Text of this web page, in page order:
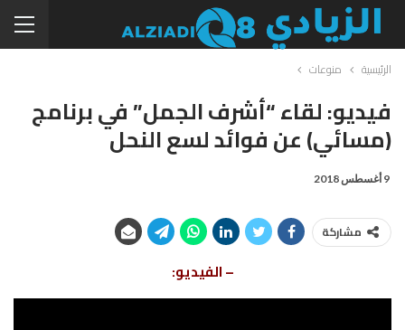
الرئيسية منوعات
فيديو: لقاء “أشرف الجمل” في برنامج
(مسائي) عن فوائد لسع النحل
9 أغسطس 2018
مشاركة
– الفيديو: